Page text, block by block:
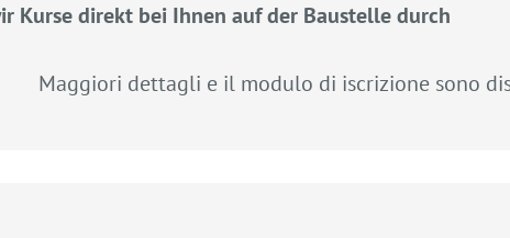
Kurse direkt bei Ihnen auf der Baustelle durch
Maggiori dettagli e il modulo di iscrizione sono